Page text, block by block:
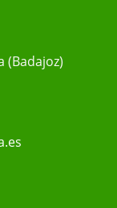
(Badajoz)